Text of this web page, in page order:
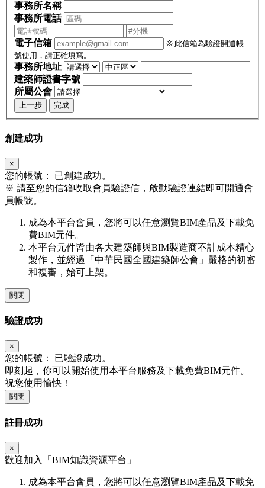
事務所名稱
事務所電話
電子信箱
※ 此信箱為驗證開通帳
號使用，請正確填寫。
事務所地址
建築師證書字號
所屬公會
上一步 完成
創建成功
×
您的帳號：
已創建成功。
※ 請至您的信箱收取會員驗證信，啟動驗證連結即可開通會
員帳號。
成為本平台會員，您將可以任意瀏覽BIM產品及下載免
費BIM元件。
本平台元件皆由各大建築師與BIM製造商不計成本精心
製作，並經過「中華民國全國建築師公會」嚴格的初審
和複審，始可上架。
關閉
驗證成功
×
您的帳號：
已驗證成功。
即刻起，你可以開始使用本平台服務及下載免費BIM元件。
祝您使用愉快！
關閉
註冊成功
×
歡迎加入「 BIM知識資源平台」
成為本平台會員，您將可以任意瀏覽BIM產品及下載免